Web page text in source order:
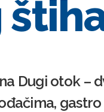
Dugi otok –